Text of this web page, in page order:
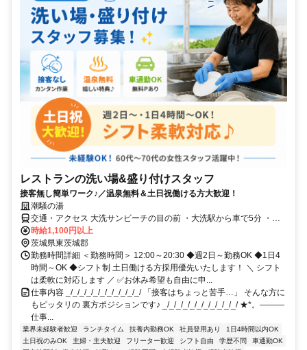
レストランの洗い場&盛り付けスタッフ
接客無し簡単ワーク♪／温泉無料＆土日祝働ける方大歓迎！
潮騒の湯
交通・アクセス 大洗サンビーチの目の前 ・大洗駅から車で5分 ・水
戸駅から車で26分 ・新鉾田駅から車で27分
時給1,100円以上
茨城県東茨城郡
勤務時間詳細 ＜勤務時間＞ 12:00～20:30 ◆週2日～勤務OK ◆1日4
時間～OK ◆シフト制 土日働ける方採用優先いたします！ ＼ シフト
は柔軟に対応します ／ ✅お休み希望も自由に申...
仕事内容 _/_/_/_/_/_/_/_/_/_/_/ 「接客はちょっと苦手…」 そんな方に
もピッタリの 裏方ポジションです♪ _/_/_/_/_/_/_/_/_/_/_/ ★*。―――
仕事...
業界未経験者歓迎 ランチタイム 扶養内勤務OK 社員登用あり
1日4時間以内OK
土日祝のみOK
主婦・主夫歓迎 フリーター歓迎 シフト自由 学歴不問
車通勤OK